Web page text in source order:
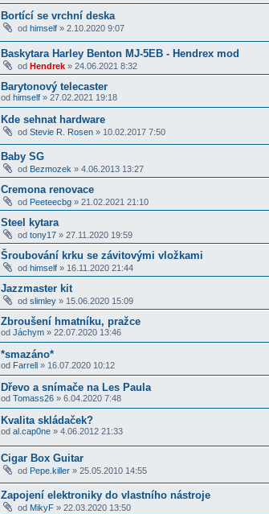
Bortící se vrchní deska
od himself » 2.10.2020 9:07
Baskytara Harley Benton MJ-5EB - Hendrex mod
od Hendrek » 24.06.2021 8:32
Barytonový telecaster
od himself » 27.02.2021 19:18
Kde sehnat hardware
od Stevie R. Rosen » 10.02.2017 7:50
Baby SG
od Bezmozek » 4.06.2013 13:27
Cremona renovace
od Peeteecbg » 21.02.2021 21:10
Steel kytara
od tony17 » 27.11.2020 19:59
Šroubování krku se závitovými vložkami
od himself » 16.11.2020 21:44
Jazzmaster kit
od slimley » 15.06.2020 15:09
Zbroušení hmatníku, pražce
od Jáchym » 22.07.2020 13:46
*smazáno*
od Farrell » 16.07.2020 10:12
Dřevo a snímače na Les Paula
od Tomass26 » 6.04.2020 7:48
Kvalita skládaček?
od al.cap0ne » 4.06.2012 21:33
Cigar Box Guitar
od Pepe.killer » 25.05.2010 14:55
Zapojení elektroniky do vlastního nástroje
od MikyF » 22.03.2020 13:50